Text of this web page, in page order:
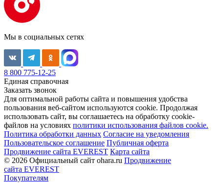
Мы в социальных сетях
8 800 775-12-25
Единая справочная
Заказать звонок
Для оптимальной работы сайта и повышения удобства
пользования веб-сайтом используются cookie. Продолжая
использовать сайт, вы соглашаетесь на обработку cookie-
файлов на условиях политики использования файлов cookie.
Политика обработки данных Согласие на уведомления
Пользовательское соглашение Публичная оферта
Продвижение сайта EVEREST Карта сайта
© 2026 Официальный сайт ohara.ru Продвижение
сайта EVEREST
Покупателям